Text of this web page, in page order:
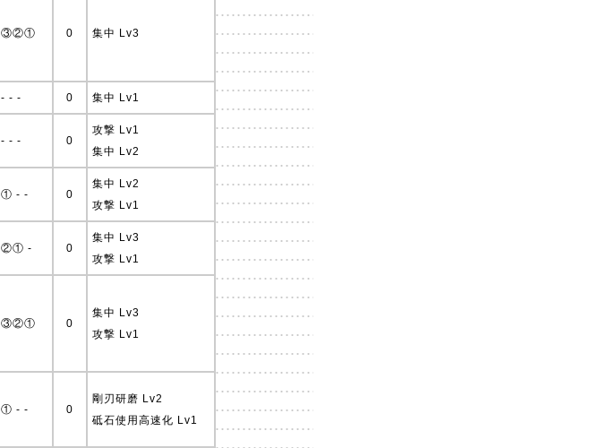
③②① 0 集中 Lv3
- - - 0 集中 Lv1
- - - 0
攻撃 Lv1
集中 Lv2
① - - 0
集中 Lv2
攻撃 Lv1
②① - 0
集中 Lv3
攻撃 Lv1
③②① 0
集中 Lv3
攻撃 Lv1
① - - 0
剛刃研磨 Lv2
砥石使用高速化 Lv1